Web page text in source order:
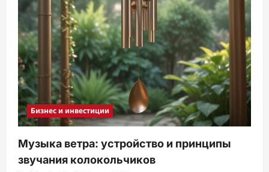
Бизнес и инвестиции
Музыка ветра: устройство и принципы
звучания колокольчиков